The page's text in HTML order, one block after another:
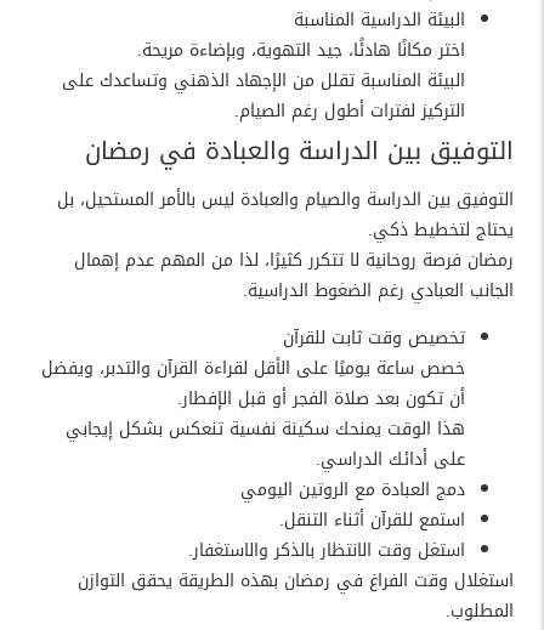
البيئة الدراسية المناسبة
اختر مكانًا هادئًا، جيد التهوية، وبإضاءة مريحة.
البيئة المناسبة تقلل من الإجهاد الذهني وتساعدك على
التركيز لفترات أطول رغم الصيام.
التوفيق بين الدراسة والعبادة في رمضان
التوفيق بين الدراسة والصيام والعبادة ليس بالأمر المستحيل، بل
يحتاج لتخطيط ذكي.
رمضان فرصة روحانية لا تتكرر كثيرًا، لذا من المهم عدم إهمال
الجانب العبادي رغم الضغوط الدراسية.
تخصيص وقت ثابت للقرآن
خصص ساعة يوميًا على الأقل لقراءة القرآن والتدبر، ويفضل
أن تكون بعد صلاة الفجر أو قبل الإفطار.
هذا الوقت يمنحك سكينة نفسية تنعكس بشكل إيجابي
على أدائك الدراسي.
دمج العبادة مع الروتين اليومي
استمع للقرآن أثناء التنقل.
استغل وقت الانتظار بالذكر والاستغفار.
استغلال وقت الفراغ في رمضان بهذه الطريقة يحقق التوازن
المطلوب.